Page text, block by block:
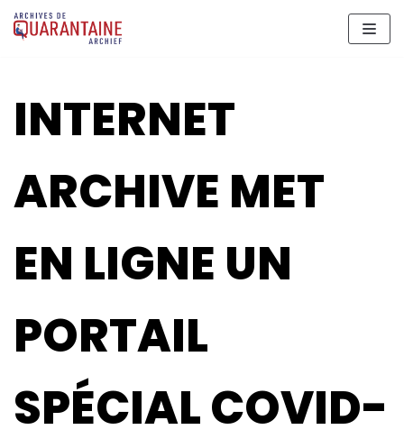
Meteen
naar
INTERNET
ARCHIVE MET
EN LIGNE UN
PORTAIL
SPÉCIAL COVID-